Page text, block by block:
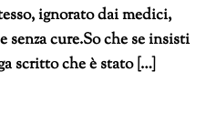
ignorato dai medici,
senza cure.So che se insisti
scritto che è stato […]